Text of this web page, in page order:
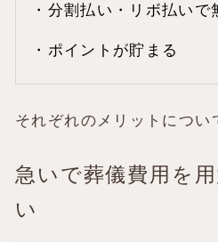
・分割払い・リボ払いで
・ポイントが貯まる
それぞれのメリットについ
急いで葬儀費用を
い